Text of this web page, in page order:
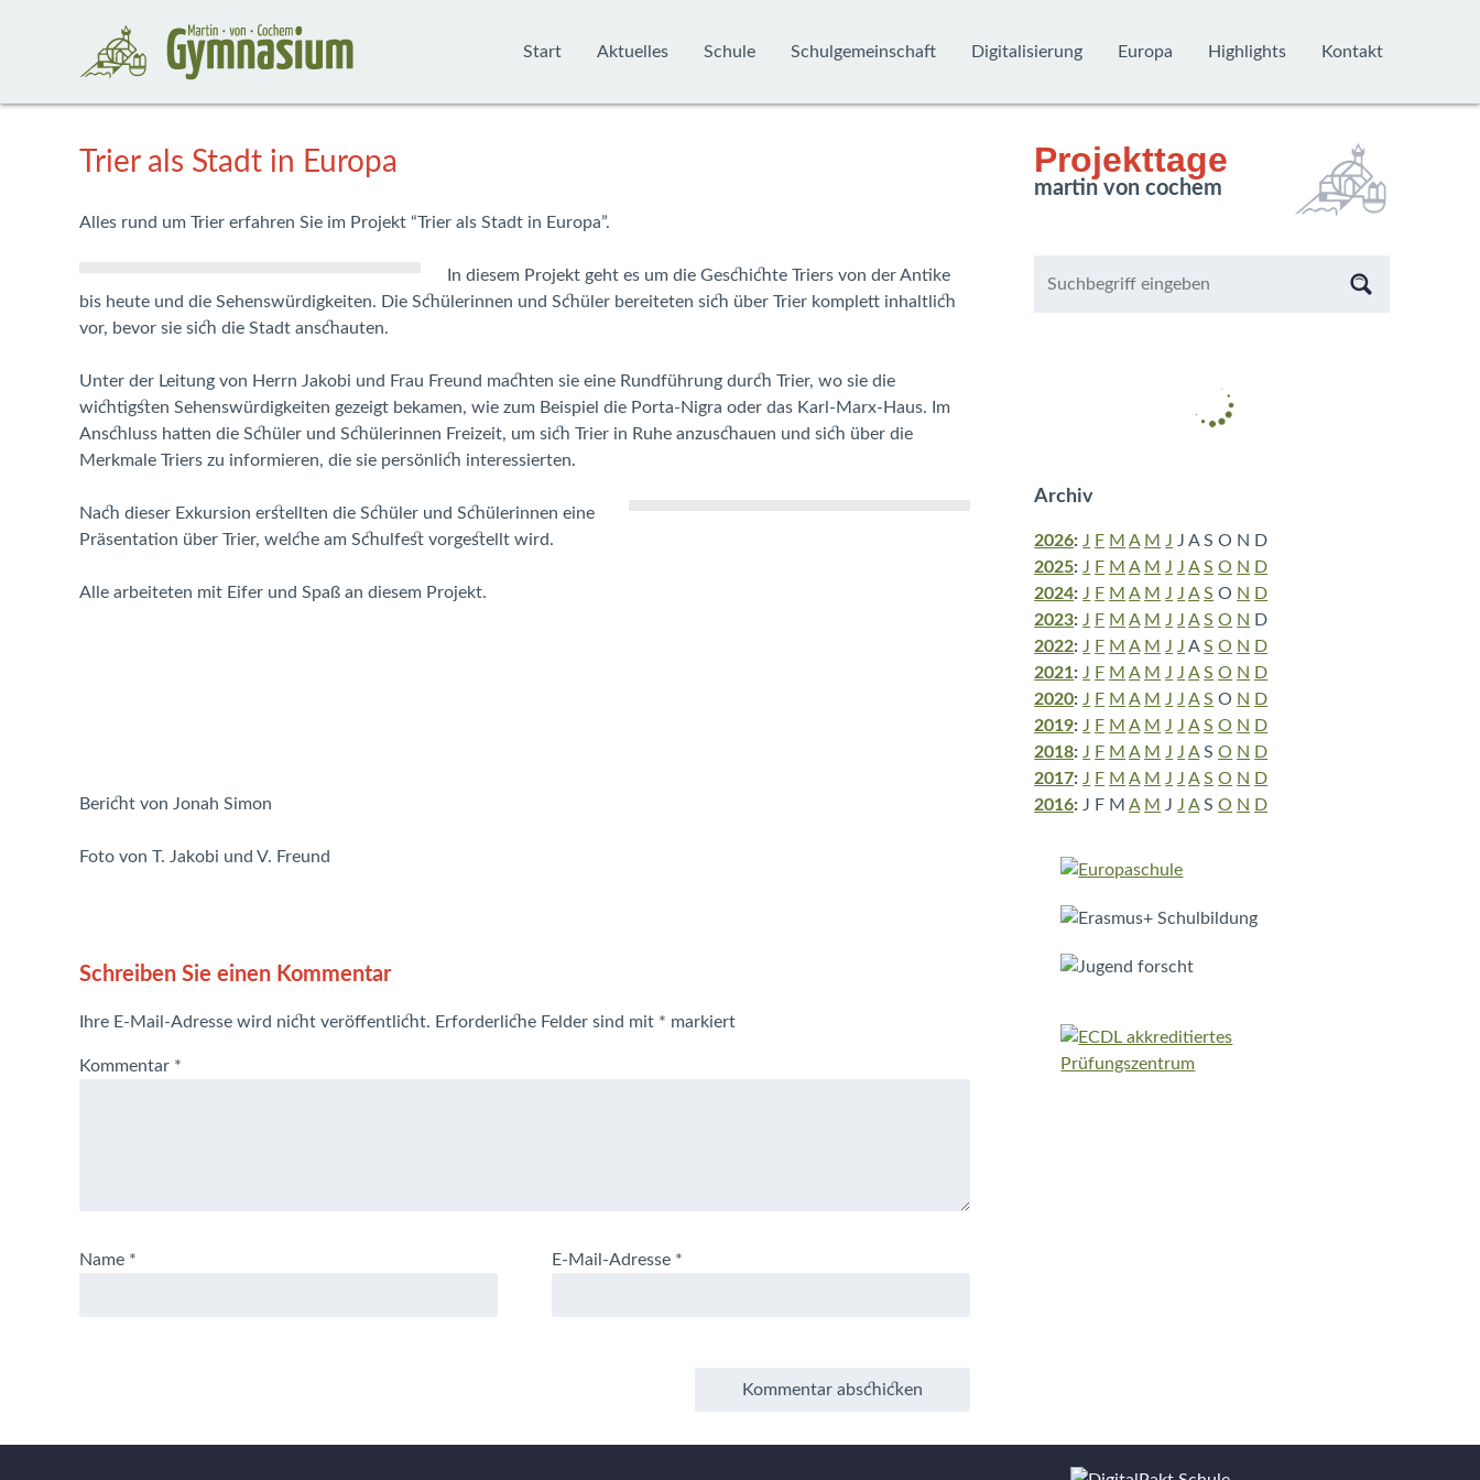
Start Aktuelles Schule Schulgemeinschaft Digitalisierung Europa Highlights Kontakt
Trier als Stadt in Europa
Alles rund um Trier erfahren Sie im Projekt “Trier als Stadt in Europa”.
In diesem Projekt geht es um die Geschichte Triers von der Antike
bis heute und die Sehenswürdigkeiten. Die Schülerinnen und Schüler bereiteten sich über Trier komplett inhaltlich
vor, bevor sie sich die Stadt anschauten.
Unter der Leitung von Herrn Jakobi und Frau Freund machten sie eine Rundführung durch Trier, wo sie die
wichtigsten Sehenswürdigkeiten gezeigt bekamen, wie zum Beispiel die Porta-Nigra oder das Karl-Marx-Haus. Im
Anschluss hatten die Schüler und Schülerinnen Freizeit, um sich Trier in Ruhe anzuschauen und sich über die
Merkmale Triers zu informieren, die sie persönlich interessierten.
Nach dieser Exkursion erstellten die Schüler und Schülerinnen eine
Präsentation über Trier, welche am Schulfest vorgestellt wird.
Alle arbeiteten mit Eifer und Spaß an diesem Projekt.
Bericht von Jonah Simon
Foto von T. Jakobi und V. Freund
Schreiben Sie einen Kommentar
Ihre E-Mail-Adresse wird nicht veröffentlicht. Erforderliche Felder sind mit * markiert
Kommentar *
Name * E-Mail-Adresse *
Projekttage
martin von cochem
Archiv
2026: J F M A M J J A S O N D
2025: J F M A M J J A S O N D
2024: J F M A M J J A S O N D
2023: J F M A M J J A S O N D
2022: J F M A M J J A S O N D
2021: J F M A M J J A S O N D
2020: J F M A M J J A S O N D
2019: J F M A M J J A S O N D
2018: J F M A M J J A S O N D
2017: J F M A M J J A S O N D
2016: J F M A M J J A S O N D